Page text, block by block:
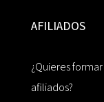
AFILIADOS
¿Quieres
afiliados?